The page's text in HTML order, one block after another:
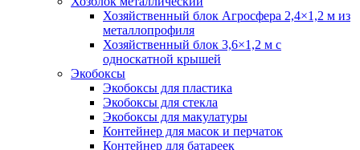
Хозяйственный блок Агросфера 2,4×1,2 м из
металлопрофиля
Хозяйственный блок 3,6×1,2 м с
односкатной крышей
Экобоксы
Экобоксы для пластика
Экобоксы для стекла
Экобоксы для макулатуры
Контейнер для масок и перчаток
Контейнер для батареек